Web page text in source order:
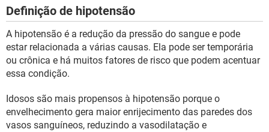
Definição de hipotensão
A hipotensão é a redução da pressão do sangue e pode
estar relacionada a várias causas. Ela pode ser temporária
ou crônica e há muitos fatores de risco que podem acentuar
essa condição.
Idosos são mais propensos à hipotensão porque o
envelhecimento gera maior enrijecimento das paredes dos
vasos sanguíneos, reduzindo a vasodilatação e